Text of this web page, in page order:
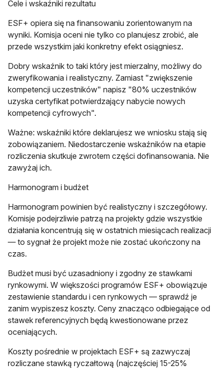
Cele i wskaźniki rezultatu
ESF+ opiera się na finansowaniu zorientowanym na
wyniki. Komisja oceni nie tylko co planujesz zrobić, ale
przede wszystkim jaki konkretny efekt osiągniesz.
Dobry wskaźnik to taki który jest mierzalny, możliwy do
zweryfikowania i realistyczny. Zamiast "zwiększenie
kompetencji uczestników" napisz "80% uczestników
uzyska certyfikat potwierdzający nabycie nowych
kompetencji cyfrowych".
Ważne: wskaźniki które deklarujesz we wniosku stają się
zobowiązaniem. Niedostarczenie wskaźników na etapie
rozliczenia skutkuje zwrotem części dofinansowania. Nie
zawyżaj ich.
Harmonogram i budżet
Harmonogram powinien być realistyczny i szczegółowy.
Komisje podejrzliwie patrzą na projekty gdzie wszystkie
działania koncentrują się w ostatnich miesiącach realizacji
— to sygnał że projekt może nie zostać ukończony na
czas.
Budżet musi być uzasadniony i zgodny ze stawkami
rynkowymi. W większości programów ESF+ obowiązuje
zestawienie standardu i cen rynkowych — sprawdź je
zanim wypiszesz koszty. Ceny znacząco odbiegające od
stawek referencyjnych będą kwestionowane przez
oceniających.
Koszty pośrednie w projektach ESF+ są zazwyczaj
rozliczane stawką ryczałtową (najczęściej 15-25%